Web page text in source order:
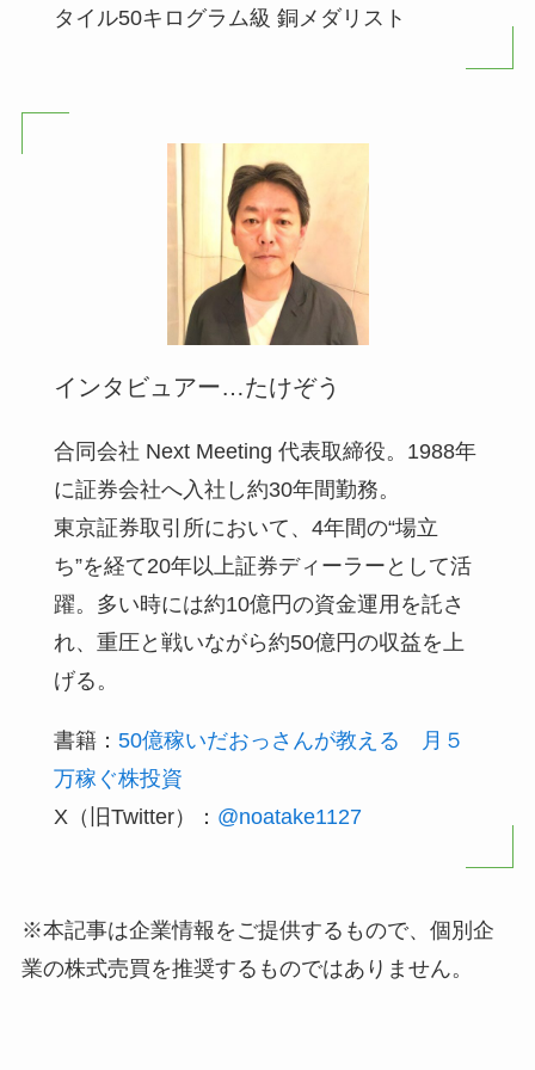
タイル50キログラム級 銅メダリスト
インタビュアー…たけぞう
合同会社 Next Meeting 代表取締役。1988年
に証券会社へ入社し約30年間勤務。
東京証券取引所において、4年間の“場立
ち”を経て20年以上証券ディーラーとして活
躍。多い時には約10億円の資金運用を託さ
れ、重圧と戦いながら約50億円の収益を上
げる。
書籍： 50億稼いだおっさんが教える 月５
万稼ぐ株投資
X（旧Twitter）： @noatake1127
※本記事は企業情報をご提供するもので、個別企
業の株式売買を推奨するものではありません。